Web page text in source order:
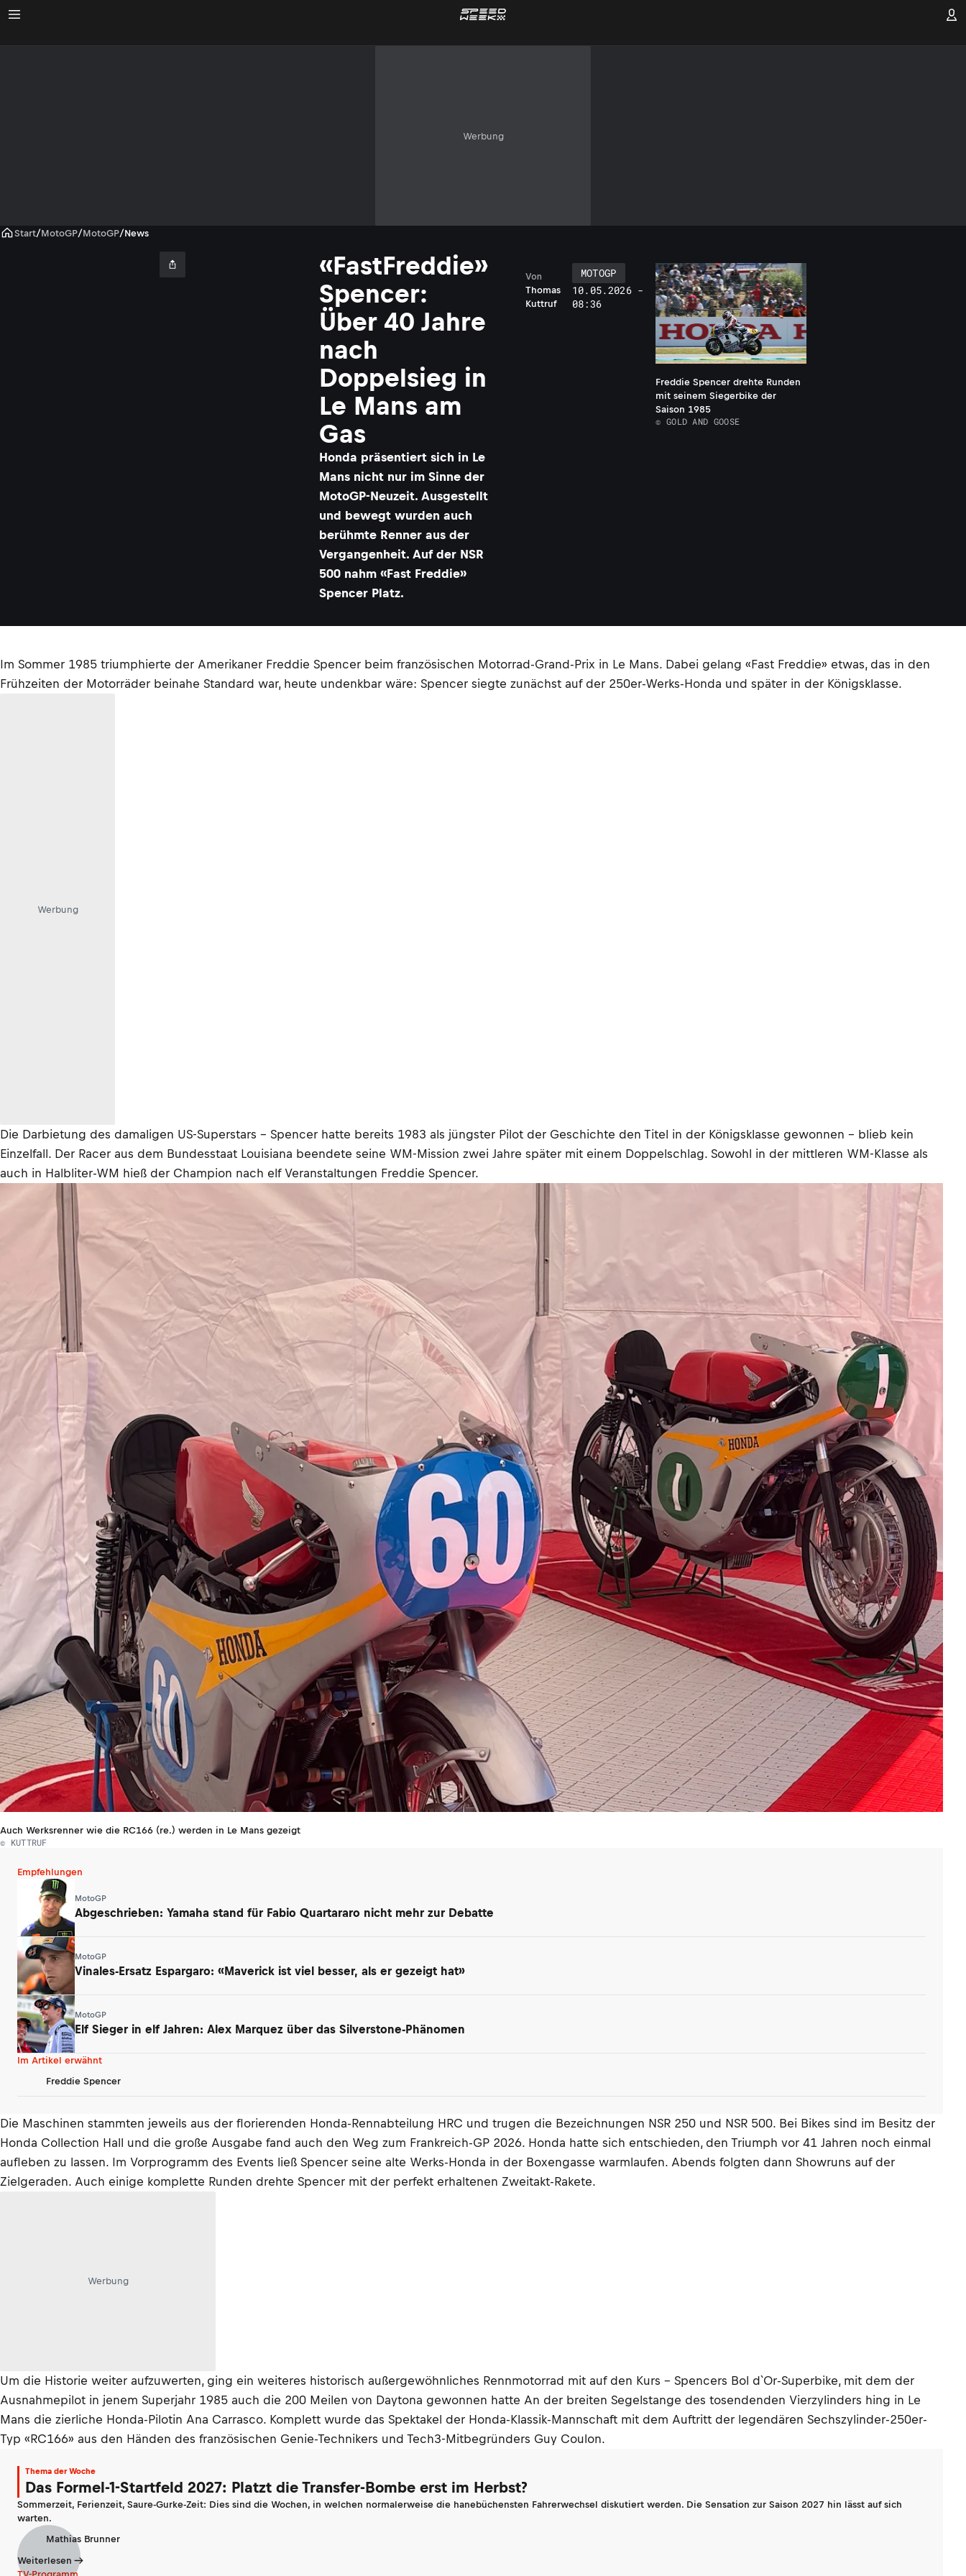
Werbung
Start/MotoGP/MotoGP/News
«FastFreddie»
Spencer:
Über 40 Jahre
nach
Doppelsieg in
Le Mans am
Gas
Honda präsentiert sich in Le
Mans nicht nur im Sinne der
MotoGP-Neuzeit. Ausgestellt
und bewegt wurden auch
berühmte Renner aus der
Vergangenheit. Auf der NSR
500 nahm «Fast Freddie»
Spencer Platz.
Thomas
Kuttruf
Von
MOTOGP
10.05.2026 -
08:36
Freddie Spencer drehte Runden
mit seinem Siegerbike der
Saison 1985
© GOLD AND GOOSE
Im Sommer 1985 triumphierte der Amerikaner Freddie Spencer beim französischen Motorrad-Grand-Prix in Le Mans. Dabei gelang «Fast Freddie» etwas, das in den
Frühzeiten der Motorräder beinahe Standard war, heute undenkbar wäre: Spencer siegte zunächst auf der 250er-Werks-Honda und später in der Königsklasse.
Werbung
Die Darbietung des damaligen US-Superstars – Spencer hatte bereits 1983 als jüngster Pilot der Geschichte den Titel in der Königsklasse gewonnen – blieb kein
Einzelfall. Der Racer aus dem Bundesstaat Louisiana beendete seine WM-Mission zwei Jahre später mit einem Doppelschlag. Sowohl in der mittleren WM-Klasse als
auch in Halbliter-WM hieß der Champion nach elf Veranstaltungen Freddie Spencer.
Auch Werksrenner wie die RC166 (re.) werden in Le Mans gezeigt
© KUTTRUF
Empfehlungen
MotoGP
Abgeschrieben: Yamaha stand für Fabio Quartararo nicht mehr zur Debatte
MotoGP
Vinales-Ersatz Espargaro: «Maverick ist viel besser, als er gezeigt hat»
MotoGP
Elf Sieger in elf Jahren: Alex Marquez über das Silverstone-Phänomen
Im Artikel erwähnt
Freddie Spencer
Die Maschinen stammten jeweils aus der florierenden Honda-Rennabteilung HRC und trugen die Bezeichnungen NSR 250 und NSR 500. Bei Bikes sind im Besitz der
Honda Collection Hall und die große Ausgabe fand auch den Weg zum Frankreich-GP 2026. Honda hatte sich entschieden, den Triumph vor 41 Jahren noch einmal
aufleben zu lassen. Im Vorprogramm des Events ließ Spencer seine alte Werks-Honda in der Boxengasse warmlaufen. Abends folgten dann Showruns auf der
Zielgeraden. Auch einige komplette Runden drehte Spencer mit der perfekt erhaltenen Zweitakt-Rakete.
Werbung
Um die Historie weiter aufzuwerten, ging ein weiteres historisch außergewöhnliches Rennmotorrad mit auf den Kurs – Spencers Bol d`Or-Superbike, mit dem der
Ausnahmepilot in jenem Superjahr 1985 auch die 200 Meilen von Daytona gewonnen hatte An der breiten Segelstange des tosendenden Vierzylinders hing in Le
Mans die zierliche Honda-Pilotin Ana Carrasco. Komplett wurde das Spektakel der Honda-Klassik-Mannschaft mit dem Auftritt der legendären Sechszylinder-250er-
Typ «RC166» aus den Händen des französischen Genie-Technikers und Tech3-Mitbegründers Guy Coulon.
Thema der Woche
Das Formel-1-Startfeld 2027: Platzt die Transfer-Bombe erst im Herbst?
Sommerzeit, Ferienzeit, Saure-Gurke-Zeit: Dies sind die Wochen, in welchen normalerweise die hanebüchensten Fahrerwechsel diskutiert werden. Die Sensation zur Saison 2027 hin lässt auf sich
warten.
Mathias Brunner
Weiterlesen